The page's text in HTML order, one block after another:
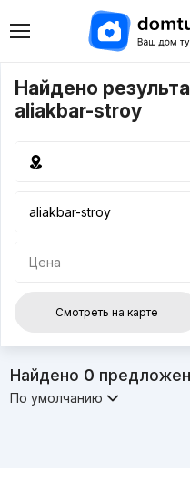
Найдено
aliakbar-stroy
Цена
Смотреть на карте
Найдено 0
По умолчанию